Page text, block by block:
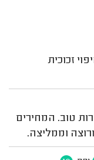
זכוכית
טוב. המחירים
וממליצה.